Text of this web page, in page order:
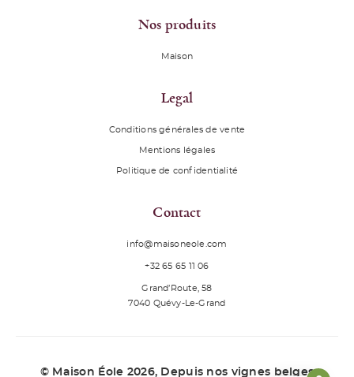
Nos produits
Maison
Legal
Conditions générales de vente
Mentions légales
Politique de confidentialité
Contact
info@maisoneole.com
+32 65 65 11 06
Grand’Route, 58
7040 Quévy-Le-Grand
© Maison Éole 2026, Depuis nos vignes belges